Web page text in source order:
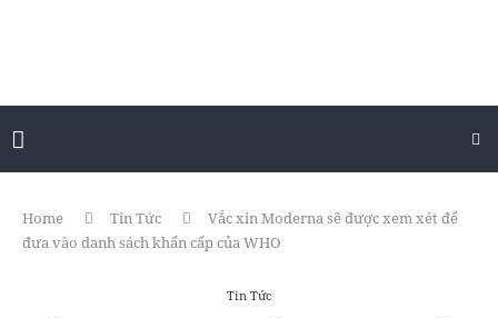
Home Tin Tức
Vắc xin Moderna sẽ được xem xét để
đưa vào danh sách khẩn cấp của WHO
Tin Tức